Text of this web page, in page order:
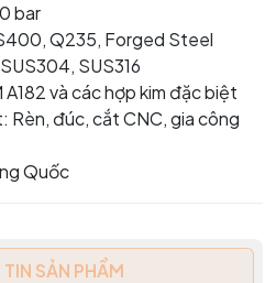
bar
Q235, Forged Steel
SUS316
A182 và các hợp kim đặc biệt
Rèn, đúc, cắt CNC, gia công
Quốc
SẢN PHẨM